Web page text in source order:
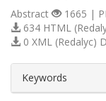
Abstract
1665 |
634 HTML
0 XML (Redalyc)
Keywords